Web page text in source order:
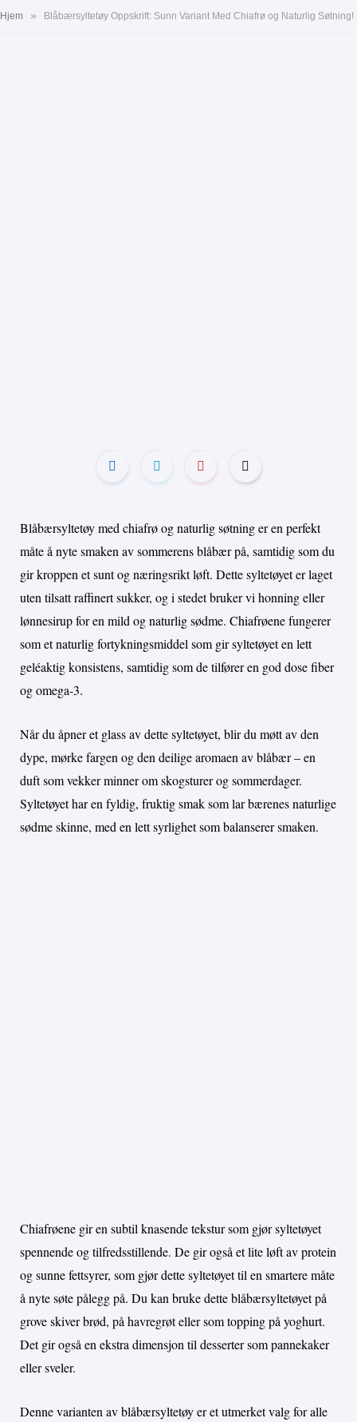
Hjem » Blåbærsyltetøy Oppskrift: Sunn Variant Med Chiafrø og Naturlig Søtning!
Blåbærsyltetøy med chiafrø og naturlig søtning er en perfekt
måte å nyte smaken av sommerens blåbær på, samtidig som du
gir kroppen et sunt og næringsrikt løft. Dette syltetøyet er laget
uten tilsatt raffinert sukker, og i stedet bruker vi honning eller
lønnesirup for en mild og naturlig sødme. Chiafrøene fungerer
som et naturlig fortykningsmiddel som gir syltetøyet en lett
geléaktig konsistens, samtidig som de tilfører en god dose fiber
og omega-3.
Når du åpner et glass av dette syltetøyet, blir du møtt av den
dype, mørke fargen og den deilige aromaen av blåbær – en
duft som vekker minner om skogsturer og sommerdager.
Syltetøyet har en fyldig, fruktig smak som lar bærenes naturlige
sødme skinne, med en lett syrlighet som balanserer smaken.
Chiafrøene gir en subtil knasende tekstur som gjør syltetøyet
spennende og tilfredsstillende. De gir også et lite løft av protein
og sunne fettsyrer, som gjør dette syltetøyet til en smartere måte
å nyte søte pålegg på. Du kan bruke dette blåbærsyltetøyet på
grove skiver brød, på havregrøt eller som topping på yoghurt.
Det gir også en ekstra dimensjon til desserter som pannekaker
eller sveler.
Denne varianten av blåbærsyltetøy er et utmerket valg for alle